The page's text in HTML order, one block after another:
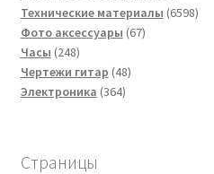
товаров
Технические материалы 65986598
Фото аксессуары 6767
Часы 248248
товаров
Чертежи гитар 4848
Электроника 364364
Страницы